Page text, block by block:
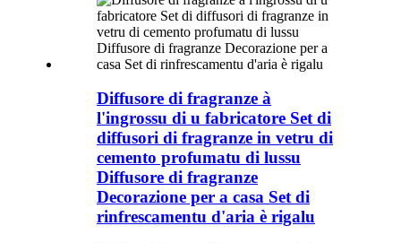
Diffusore di fragranze à
l'ingrossu di u fabricatore Set di
diffusori di fragranze in vetru di
cemento profumatu di lussu
Diffusore di fragranze
Decorazione per a casa Set di
rinfrescamentu d'aria è rigalu